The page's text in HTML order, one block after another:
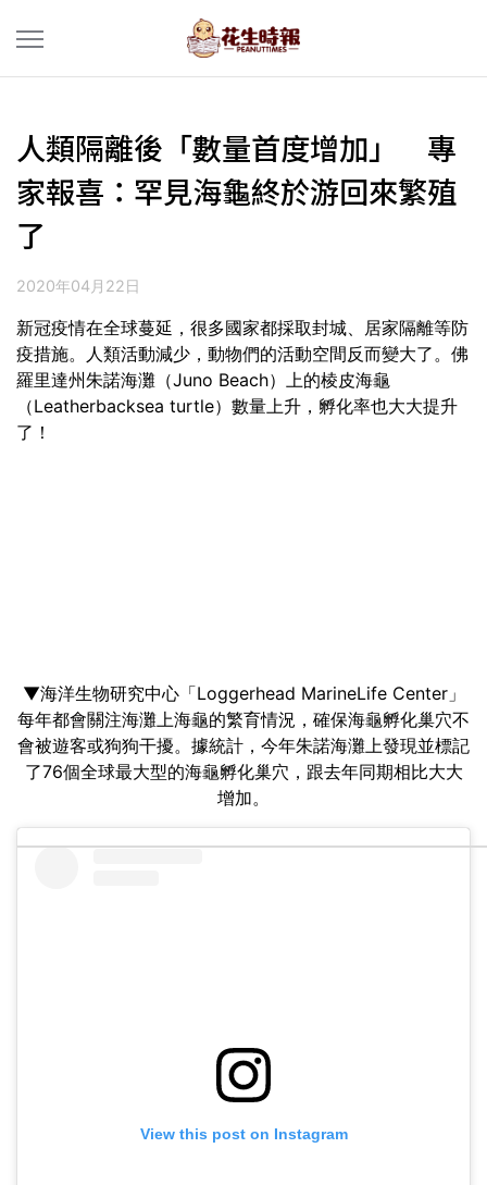
人類隔離後「數量首度增加」 專
家報喜：罕見海龜終於游回來繁殖
了
2020年04月22日
新冠疫情在全球蔓延，很多國家都採取封城、居家隔離等防
疫措施。人類活動減少，動物們的活動空間反而變大了。佛
羅里達州朱諾海灘（Juno Beach）上的棱皮海龜
（Leatherbacksea turtle）數量上升，孵化率也大大提升
了！
▼海洋生物研究中心「Loggerhead MarineLife Center」
每年都會關注海灘上海龜的繁育情況，確保海龜孵化巢穴不
會被遊客或狗狗干擾。據統計，今年朱諾海灘上發現並標記
了76個全球最大型的海龜孵化巢穴，跟去年同期相比大大
增加。
View this post on Instagram